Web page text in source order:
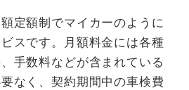
定額制でマイカーのように
スです。月額料金には各種
手数料などが含まれている
なく、契約期間中の車検費